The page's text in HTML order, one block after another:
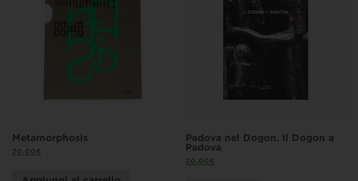
Metamorphosis
20,00€
Padova nel Dogon. Il Dogon a
Padova
20,00€